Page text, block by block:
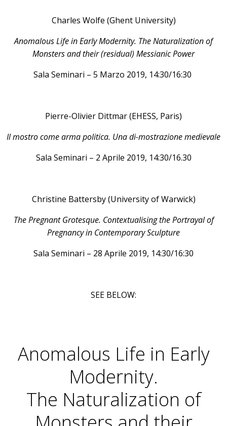
Charles Wolfe (Ghent University)
Anomalous Life in Early Modernity. The Naturalization of
Monsters and their (residual) Messianic Power
Sala Seminari – 5 Marzo 2019, 14:30/16:30
Pierre-Olivier Dittmar (EHESS, Paris)
Il mostro come arma politica. Una di-mostrazione medievale
Sala Seminari – 2 Aprile 2019, 14:30/16.30
Christine Battersby (University of Warwick)
The Pregnant Grotesque. Contextualising the Portrayal of
Pregnancy in Contemporary Sculpture
Sala Seminari – 28 Aprile 2019, 14:30/16:30
SEE BELOW:
Anomalous Life in Early
Modernity.
The Naturalization of